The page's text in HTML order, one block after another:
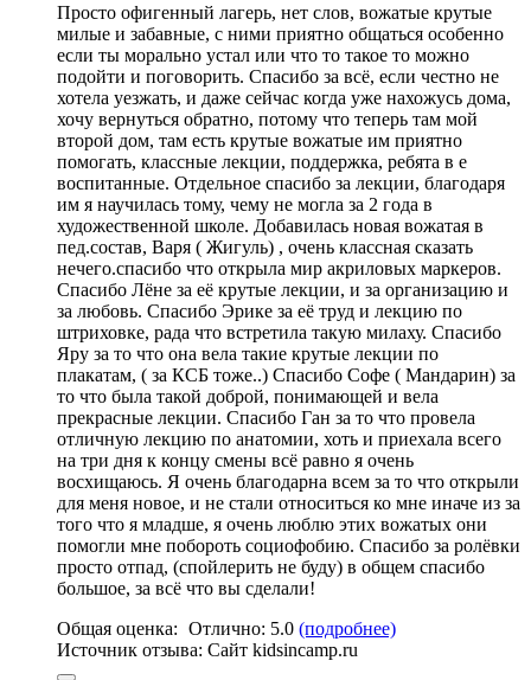
Просто офигенный лагерь, нет слов, вожатые крутые
милые и забавные, с ними приятно общаться особенно
если ты морально устал или что то такое то можно
подойти и поговорить. Спасибо за всё, если честно не
хотела уезжать, и даже сейчас когда уже нахожусь дома,
хочу вернуться обратно, потому что теперь там мой
второй дом, там есть крутые вожатые им приятно
помогать, классные лекции, поддержка, ребята в е
воспитанные. Отдельное спасибо за лекции, благодаря
им я научилась тому, чему не могла за 2 года в
художественной школе. Добавилась новая вожатая в
пед.состав, Варя ( Жигуль) , очень классная сказать
нечего.спасибо что открыла мир акриловых маркеров.
Спасибо Лёне за её крутые лекции, и за организацию и
за любовь. Спасибо Эрике за её труд и лекцию по
штриховке, рада что встретила такую милаху. Спасибо
Яру за то что она вела такие крутые лекции по
плакатам, ( за КСБ тоже..) Спасибо Софе ( Мандарин) за
то что была такой доброй, понимающей и вела
прекрасные лекции. Спасибо Ган за то что провела
отличную лекцию по анатомии, хоть и приехала всего
на три дня к концу смены всё равно я очень
восхищаюсь. Я очень благодарна всем за то что открыли
для меня новое, и не стали относиться ко мне иначе из за
того что я младше, я очень люблю этих вожатых они
помогли мне побороть социофобию. Спасибо за ролёвки
просто отпад, (спойлерить не буду) в общем спасибо
большое, за всё что вы сделали!
Общая оценка: Отлично: 5.0 (подробнее)
Источник отзыва: Cайт kidsincamp.ru